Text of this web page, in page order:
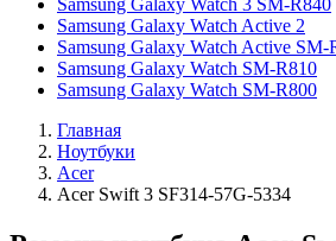
Samsung Galaxy Watch 3 SM-R840
Samsung Galaxy Watch Active 2
Samsung Galaxy Watch Active SM-
Samsung Galaxy Watch SM-R810
Samsung Galaxy Watch SM-R800
Главная
Ноутбуки
Acer
Acer Swift 3 SF314-57G-5334